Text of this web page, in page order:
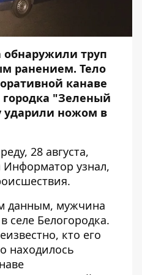
обнаружили труп
ранением. Тело
канаве
городка "Зеленый
ударили ножом в
28 августа,
Информатор узнал,
данным, мужчина
селе Белогородка.
кто его
находилось